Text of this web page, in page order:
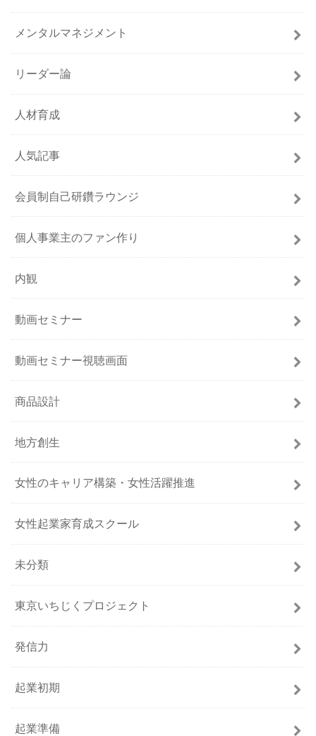
メンタルマネジメント
リーダー論
人材育成
人気記事
会員制自己研鑽ラウンジ
個人事業主のファン作り
内観
動画セミナー
動画セミナー視聴画面
商品設計
地方創生
女性のキャリア構築・女性活躍推進
女性起業家育成スクール
未分類
東京いちじくプロジェクト
発信力
起業初期
起業準備